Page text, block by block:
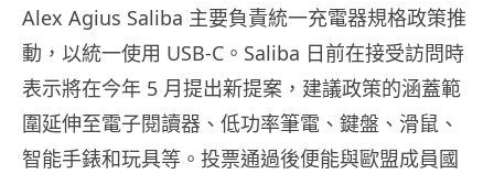
Alex Agius Saliba 主要負責統一充電器規格政策推
動，以統一使用 USB-C。Saliba 日前在接受訪問時
表示將在今年 5 月提出新提案，建議政策的涵蓋範
圍延伸至電子閱讀器、低功率筆電、鍵盤、滑鼠、
智能手錶和玩具等。投票通過後便能與歐盟成員國